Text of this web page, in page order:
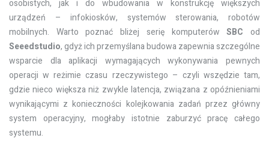
osobistych, jak i do wbudowania w konstrukcję większych
urządzeń – infokiosków, systemów sterowania, robotów
mobilnych. Warto poznać bliżej serię komputerówSBC od
Seeedstudio, gdyż ich przemyślana budowa zapewnia szczególne
wsparcie dla aplikacji wymagających wykonywania pewnych
operacji w reżimie czasu rzeczywistego – czyli wszędzie tam,
gdzie nieco większa niż zwykle latencja, związana z opóźnieniami
wynikającymi z konieczności kolejkowania zadań przez główny
system operacyjny, mogłaby istotnie zaburzyć pracę całego
systemu.